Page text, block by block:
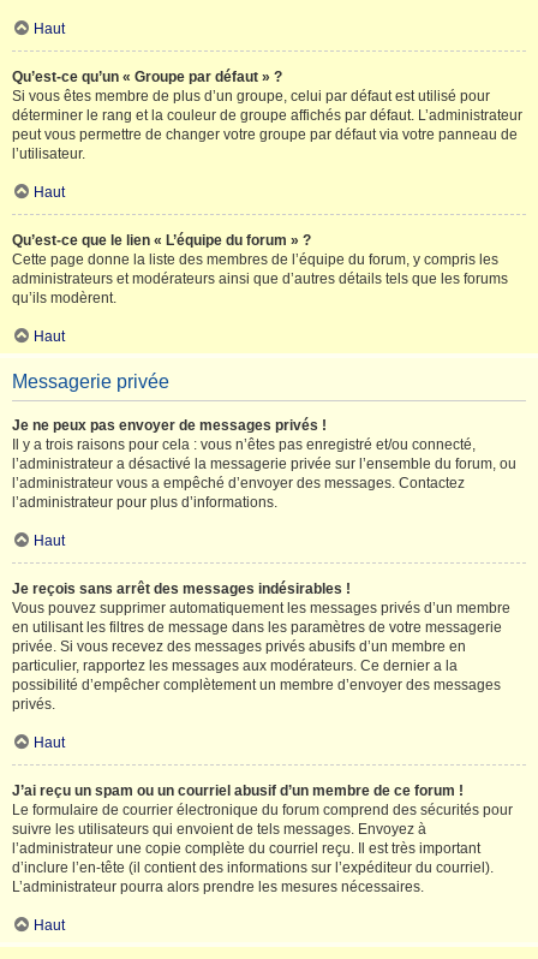
Haut
Qu’est-ce qu’un « Groupe par défaut » ?
Si vous êtes membre de plus d’un groupe, celui par défaut est utilisé pour
déterminer le rang et la couleur de groupe affichés par défaut. L’administrateur
peut vous permettre de changer votre groupe par défaut via votre panneau de
l’utilisateur.
Haut
Qu’est-ce que le lien « L’équipe du forum » ?
Cette page donne la liste des membres de l’équipe du forum, y compris les
administrateurs et modérateurs ainsi que d’autres détails tels que les forums
qu’ils modèrent.
Haut
Messagerie privée
Je ne peux pas envoyer de messages privés !
Il y a trois raisons pour cela : vous n’êtes pas enregistré et/ou connecté,
l’administrateur a désactivé la messagerie privée sur l’ensemble du forum, ou
l’administrateur vous a empêché d’envoyer des messages. Contactez
l’administrateur pour plus d’informations.
Haut
Je reçois sans arrêt des messages indésirables !
Vous pouvez supprimer automatiquement les messages privés d’un membre
en utilisant les filtres de message dans les paramètres de votre messagerie
privée. Si vous recevez des messages privés abusifs d’un membre en
particulier, rapportez les messages aux modérateurs. Ce dernier a la
possibilité d’empêcher complètement un membre d’envoyer des messages
privés.
Haut
J’ai reçu un spam ou un courriel abusif d’un membre de ce forum !
Le formulaire de courrier électronique du forum comprend des sécurités pour
suivre les utilisateurs qui envoient de tels messages. Envoyez à
l’administrateur une copie complète du courriel reçu. Il est très important
d’inclure l’en-tête (il contient des informations sur l’expéditeur du courriel).
L’administrateur pourra alors prendre les mesures nécessaires.
Haut